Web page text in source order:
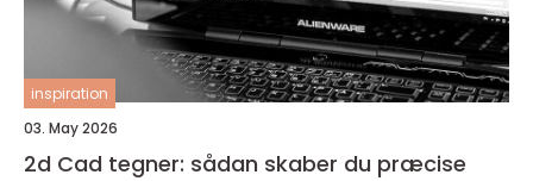
inspiration
03. May 2026
2d Cad tegner: sådan skaber du præcise